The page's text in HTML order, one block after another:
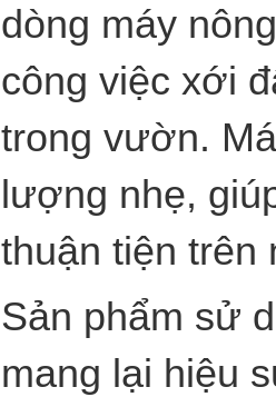
dòng máy
công việc xới
trong vườn.
lượng nhẹ,
thuận tiện trên
Sản phẩm sử
mang lại hiệu